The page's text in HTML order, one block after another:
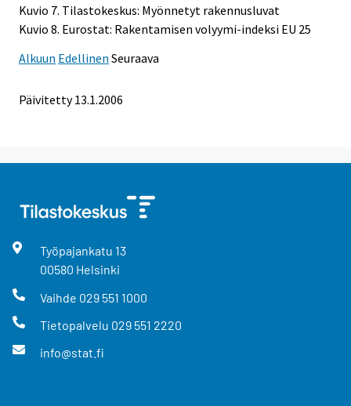
Kuvio 7. Tilastokeskus: Myönnetyt rakennusluvat
Kuvio 8. Eurostat: Rakentamisen volyymi-indeksi EU 25
Alkuun Edellinen Seuraava
Päivitetty13.1.2006
Työpajankatu 13
00580 Helsinki
Vaihde 029 551 1000
Tietopalvelu 029 551 2220
info@stat.fi